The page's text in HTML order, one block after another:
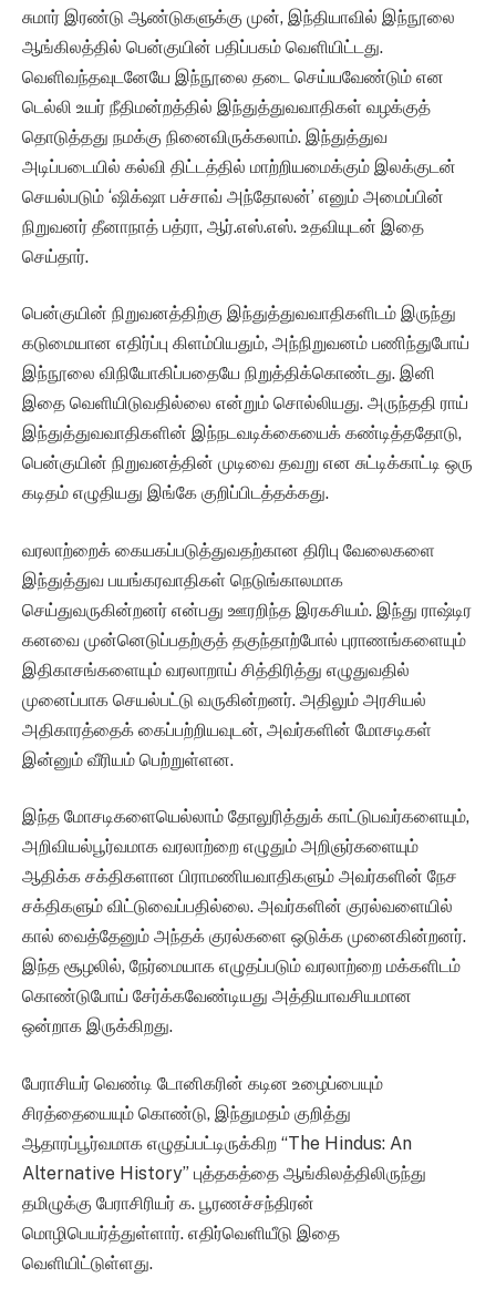
சுமார் இரண்டு ஆண்டுகளுக்கு முன், இந்தியாவில் இந்நூலை
ஆங்கிலத்தில் பென்குயின் பதிப்பகம் வெளியிட்டது.
வெளிவந்தவுடனேயே இந்நூலை தடை செய்யவேண்டும் என
டெல்லி உயர் நீதிமன்றத்தில் இந்துத்துவவாதிகள் வழக்குத்
தொடுத்தது நமக்கு நினைவிருக்கலாம். இந்துத்துவ
அடிப்படையில் கல்வி திட்டத்தில் மாற்றியமைக்கும் இலக்குடன்
செயல்படும் ‘ஷிக்‌ஷா பச்சாவ் அந்தோலன்’ எனும் அமைப்பின்
நிறுவனர் தீனாநாத் பத்ரா, ஆர்.எஸ்.எஸ். உதவியுடன் இதை
செய்தார்.
பென்குயின் நிறுவனத்திற்கு இந்துத்துவவாதிகளிடம் இருந்து
கடுமையான எதிர்ப்பு கிளம்பியதும், அந்நிறுவனம் பணிந்துபோய்
இந்நூலை விநியோகிப்பதையே நிறுத்திக்கொண்டது. இனி
இதை வெளியிடுவதில்லை என்றும் சொல்லியது. அருந்ததி ராய்
இந்துத்துவவாதிகளின் இந்நடவடிக்கையைக் கண்டித்ததோடு,
பென்குயின் நிறுவனத்தின் முடிவை தவறு என சுட்டிக்காட்டி ஒரு
கடிதம் எழுதியது இங்கே குறிப்பிடத்தக்கது.
வரலாற்றைக் கையகப்படுத்துவதற்கான திரிபு வேலைகளை
இந்துத்துவ பயங்கரவாதிகள் நெடுங்காலமாக
செய்துவருகின்றனர் என்பது ஊரறிந்த இரகசியம். இந்து ராஷ்டிர
கனவை முன்னெடுப்பதற்குத் தகுந்தாற்போல் புராணங்களையும்
இதிகாசங்களையும் வரலாறாய் சித்திரித்து எழுதுவதில்
முனைப்பாக செயல்பட்டு வருகின்றனர். அதிலும் அரசியல்
அதிகாரத்தைக் கைப்பற்றியவுடன், அவர்களின் மோசடிகள்
இன்னும் வீரியம் பெற்றுள்ளன.
இந்த மோசடிகளையெல்லாம் தோலுரித்துக் காட்டுபவர்களையும்,
அறிவியல்பூர்வமாக வரலாற்றை எழுதும் அறிஞர்களையும்
ஆதிக்க சக்திகளான பிராமணியவாதிகளும் அவர்களின் நேச
சக்திகளும் விட்டுவைப்பதில்லை. அவர்களின் குரல்வளையில்
கால் வைத்தேனும் அந்தக் குரல்களை ஒடுக்க முனைகின்றனர்.
இந்த சூழலில், நேர்மையாக எழுதப்படும் வரலாற்றை மக்களிடம்
கொண்டுபோய் சேர்க்கவேண்டியது அத்தியாவசியமான
ஒன்றாக இருக்கிறது.
பேராசியர் வெண்டி டோனிகரின் கடின உழைப்பையும்
சிரத்தையையும் கொண்டு, இந்துமதம் குறித்து
ஆதாரப்பூர்வமாக எழுதப்பட்டிருக்கிற “The Hindus: An
Alternative History” புத்தகத்தை ஆங்கிலத்திலிருந்து
தமிழுக்கு பேராசிரியர் க. பூரணச்சந்திரன்
மொழிபெயர்த்துள்ளார். எதிர்வெளியீடு இதை
வெளியிட்டுள்ளது.